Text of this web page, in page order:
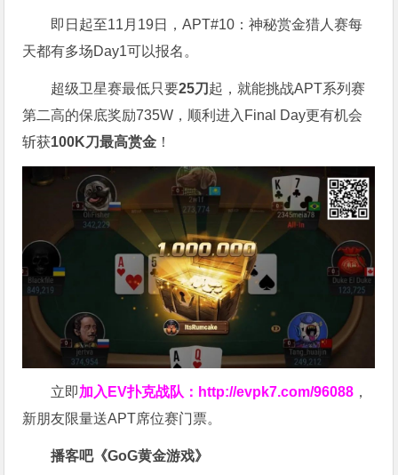
即日起至11月19日，APT#10：神秘赏金猎人赛每
天都有多场Day1可以报名。
超级卫星赛最低只要25刀 起，就能挑战APT系列赛
第二高的保底奖励735W，顺利进入Final Day更有机会
斩获100K刀最高赏金 ！
立即加入EV扑克战队： http://evpk7.com/96088 ，
新朋友限量送APT席位赛门票。
播客吧《GoG黄金游戏》